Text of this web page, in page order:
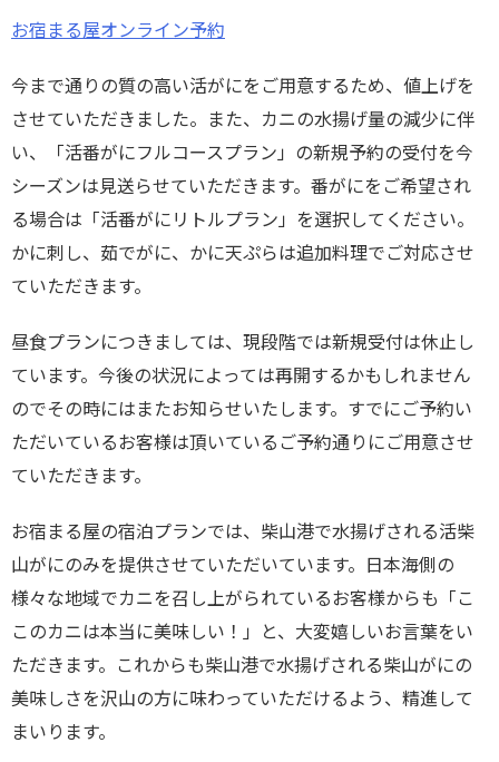
お宿まる屋オンライン予約
今まで通りの質の高い活がにをご用意するため、値上げを
させていただきました。また、カニの水揚げ量の減少に伴
い、「活番がにフルコースプラン」の新規予約の受付を今
シーズンは見送らせていただきます。番がにをご希望され
る場合は「活番がにリトルプラン」を選択してください。
かに刺し、茹でがに、かに天ぷらは追加料理でご対応させ
ていただきます。
昼食プランにつきましては、現段階では新規受付は休止し
ています。今後の状況によっては再開するかもしれません
のでその時にはまたお知らせいたします。すでにご予約い
ただいているお客様は頂いているご予約通りにご用意させ
ていただきます。
お宿まる屋の宿泊プランでは、柴山港で水揚げされる活柴
山がにのみを提供させていただいています。日本海側の
様々な地域でカニを召し上がられているお客様からも「こ
このカニは本当に美味しい！」と、大変嬉しいお言葉をい
ただきます。これからも柴山港で水揚げされる柴山がにの
美味しさを沢山の方に味わっていただけるよう、精進して
まいります。